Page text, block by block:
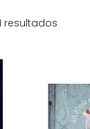
resultados